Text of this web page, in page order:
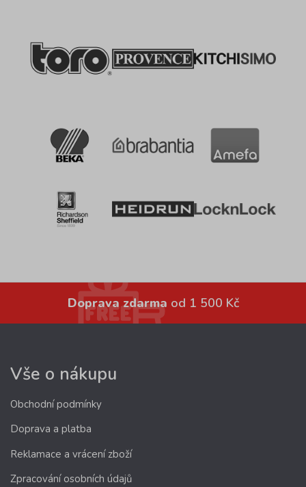
Doprava zdarma od 1 500 Kč
Vše o nákupu
Obchodní podmínky
Doprava a platba
Reklamace a vrácení zboží
Zpracování osobních údajů